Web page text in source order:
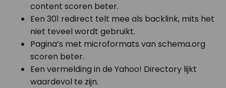
content scoren beter.
Een 301 redirect telt mee als backlink, mits het
niet teveel wordt gebruikt.
Pagina’s met microformats van schema.org
scoren beter.
Een vermelding in de Yahoo! Directory lijkt
waardevol te zijn.